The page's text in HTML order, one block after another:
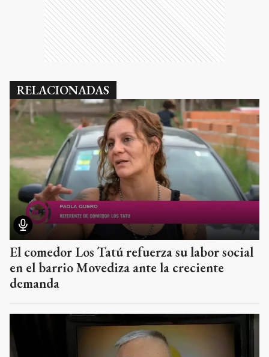
RELACIONADAS
El comedor Los Tatú refuerza su labor social
en el barrio Movediza ante la creciente
demanda